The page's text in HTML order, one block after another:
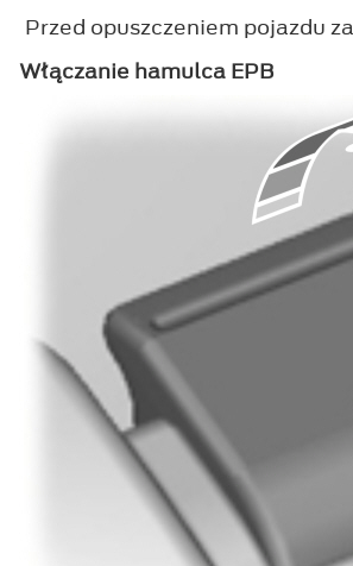
Przed opuszczeniem pojazdu
Włączanie hamulca EPB